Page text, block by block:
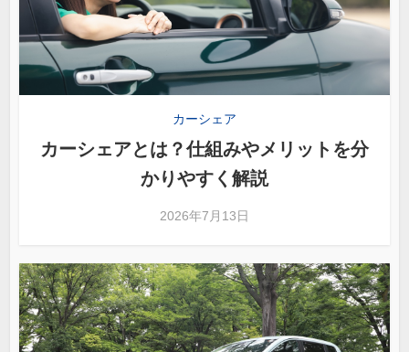
カーシェア
カーシェアとは？仕組みやメリットを分
かりやすく解説
2026年7月13日